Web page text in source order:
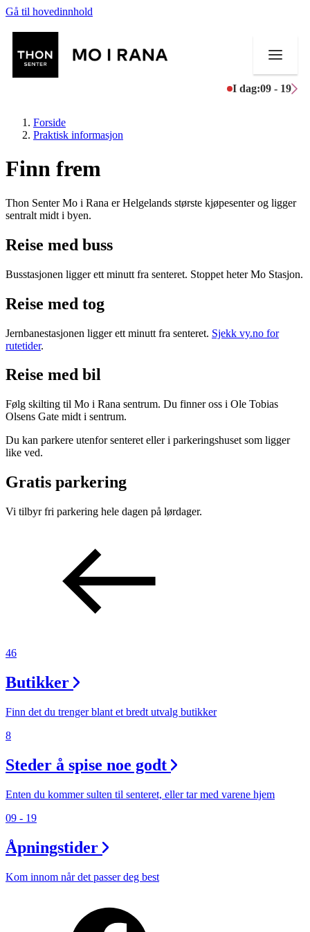
Gå til hovedinnhold
I dag:09 - 19
Mat og drikke
Aktiviteter
Tilbud
Merker
Inspirasjon
Søk
Åpningstider
Ledige stillinger
Magasin
Finn frem
Forside
Praktisk informasjon
Finn frem
Thon Senter Mo i Rana er Helgelands største kjøpesenter og ligger
sentralt midt i byen.
Reise med buss
Busstasjonen ligger ett minutt fra senteret. Stoppet heter Mo Stasjon.
Reise med tog
Jernbanestasjonen ligger ett minutt fra senteret. Sjekk vy.no for
rutetider.
Reise med bil
Følg skilting til Mo i Rana sentrum. Du finner oss i Ole Tobias
Olsens Gate midt i sentrum.
Du kan parkere utenfor senteret eller i parkeringshuset som ligger
like ved.
Gratis parkering
Vi tilbyr fri parkering hele dagen på lørdager.
46
Butikker
Finn det du trenger blant et bredt utvalg butikker
8
Steder å spise noe godt
Enten du kommer sulten til senteret, eller tar med varene hjem
09 - 19
Åpningstider
Kom innom når det passer deg best